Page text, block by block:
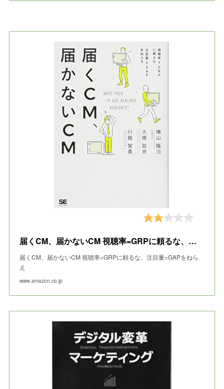
届くCM、届かないCM 視聴率=GRPに頼るな、注目量=GAPをねらえ
届くCM、届かないCM 視聴率=GRPに頼るな、注目量=GAPをねら
え
www.amazon.co.jp